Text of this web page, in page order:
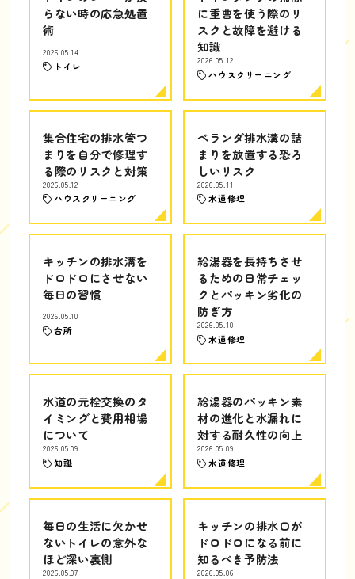
らない時の応急処置
術
2026.05.14
トイレ
に重曹を使う際のリ
スクと故障を避ける
知識
2026.05.12
ハウスクリーニング
集合住宅の排水管つ
まりを自分で修理す
る際のリスクと対策
2026.05.12
ハウスクリーニング
ベランダ排水溝の詰
まりを放置する恐ろ
しいリスク
2026.05.11
水道修理
キッチンの排水溝を
ドロドロにさせない
毎日の習慣
2026.05.10
台所
給湯器を長持ちさせ
るための日常チェッ
クとパッキン劣化の
防ぎ方
2026.05.10
水道修理
水道の元栓交換のタ
イミングと費用相場
について
2026.05.09
知識
給湯器のパッキン素
材の進化と水漏れに
対する耐久性の向上
2026.05.09
水道修理
毎日の生活に欠かせ
ないトイレの意外な
ほど深い裏側
2026.05.07
キッチンの排水口が
ドロドロになる前に
知るべき予防法
2026.05.06